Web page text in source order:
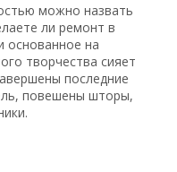
можно назвать
ли ремонт в
основанное на
творчества сияет
последние
повешены шторы,